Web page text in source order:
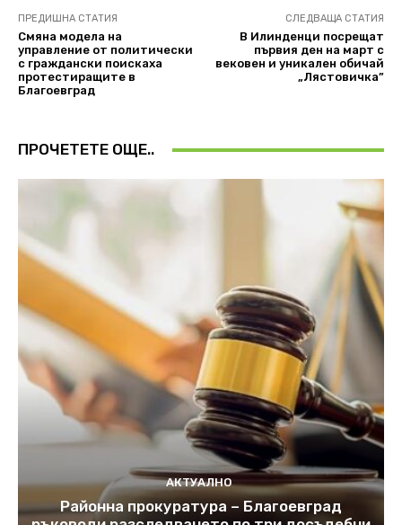
ПРЕДИШНА СТАТИЯ
Смяна модела на
управление от политически
с граждански поискаха
протестиращите в
Благоевград
СЛЕДВАЩА СТАТИЯ
В Илинденци посрещат
първия ден на март с
вековен и уникален обичай
„Лястовичка”
ПРОЧЕТЕТЕ ОЩЕ..
АКТУАЛНО
Районна прокуратура – Благоевград